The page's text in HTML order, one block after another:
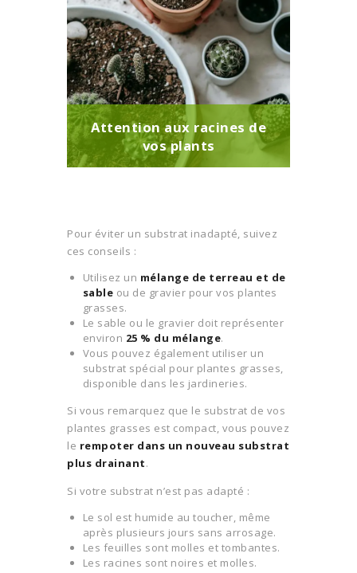
Attention aux racines de
vos plants
Pour éviter un substrat inadapté, suivez
ces conseils :
Utilisez un mélange de terreau et de
sable ou de gravier pour vos plantes
grasses.
Le sable ou le gravier doit représenter
environ 25 % du mélange.
Vous pouvez également utiliser un
substrat spécial pour plantes grasses,
disponible dans les jardineries.
Si vous remarquez que le substrat de vos
plantes grasses est compact, vous pouvez
le rempoter dans un nouveau substrat
plus drainant.
Si votre substrat n’est pas adapté :
Le sol est humide au toucher, même
après plusieurs jours sans arrosage.
Les feuilles sont molles et tombantes.
Les racines sont noires et molles.